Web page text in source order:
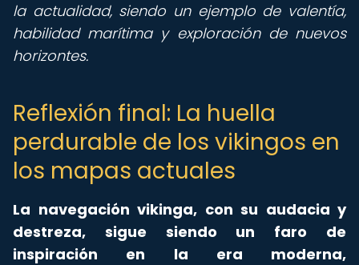
la actualidad, siendo un ejemplo de valentía,
habilidad marítima y exploración de nuevos
horizontes.
Reflexión final: La huella
perdurable de los vikingos en
los mapas actuales
La navegación vikinga, con su audacia y
destreza, sigue siendo un faro de
inspiración en la era moderna,